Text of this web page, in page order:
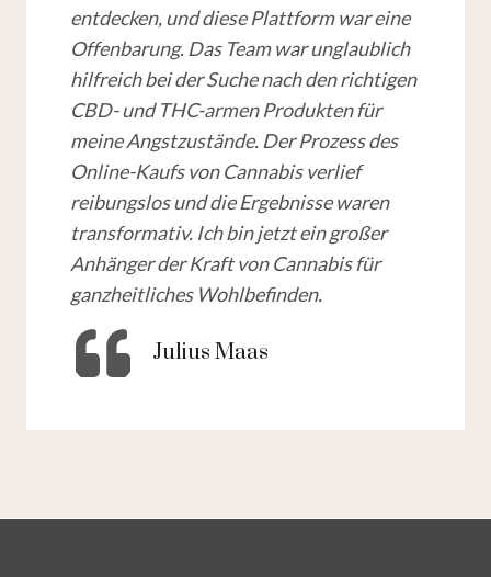
entdecken, und diese Plattform war eine
Offenbarung. Das Team war unglaublich
hilfreich bei der Suche nach den richtigen
CBD- und THC-armen Produkten für
meine Angstzustände. Der Prozess des
Online-Kaufs von Cannabis verlief
reibungslos und die Ergebnisse waren
transformativ. Ich bin jetzt ein großer
Anhänger der Kraft von Cannabis für
ganzheitliches Wohlbefinden.
Julius Maas